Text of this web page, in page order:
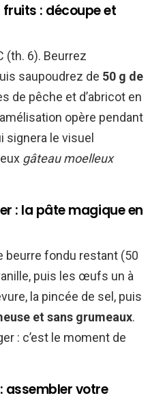
: découpe et
(th. 6). Beurrez
saupoudrez de 50 g de
de pêche et d’abricot en
opère pendant
signera le visuel
gâteau moelleux
: la pâte magique en
beurre fondu restant (50
puis les œufs un à
la pincée de sel, puis
et sans grumeaux.
: c’est le moment de
assembler votre